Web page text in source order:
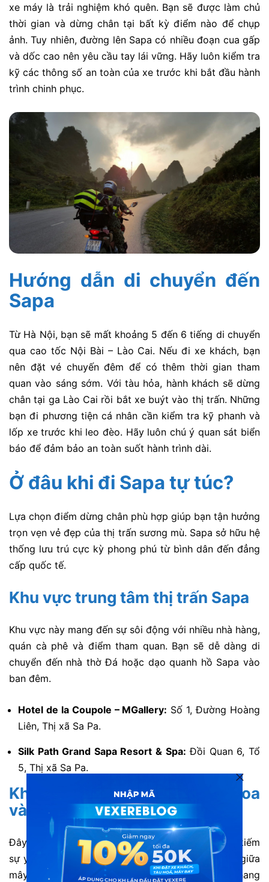
xe máy là trải nghiệm khó quên. Bạn sẽ được làm chủ
thời gian và dừng chân tại bất kỳ điểm nào để chụp
ảnh. Tuy nhiên, đường lên Sapa có nhiều đoạn cua gấp
và dốc cao nên yêu cầu tay lái vững. Hãy luôn kiểm tra
kỹ các thông số an toàn của xe trước khi bắt đầu hành
trình chinh phục.
Hướng dẫn di chuyển đến
Sapa
Từ Hà Nội, bạn sẽ mất khoảng 5 đến 6 tiếng di chuyển
qua cao tốc Nội Bài – Lào Cai. Nếu đi xe khách, bạn
nên đặt vé chuyến đêm để có thêm thời gian tham
quan vào sáng sớm. Với tàu hỏa, hành khách sẽ dừng
chân tại ga Lào Cai rồi bắt xe buýt vào thị trấn. Những
bạn đi phương tiện cá nhân cần kiểm tra kỹ phanh và
lốp xe trước khi leo đèo. Hãy luôn chú ý quan sát biển
báo để đảm bảo an toàn suốt hành trình dài.
Ở đâu khi đi Sapa tự túc?
Lựa chọn điểm dừng chân phù hợp giúp bạn tận hưởng
trọn vẹn vẻ đẹp của thị trấn sương mù. Sapa sở hữu hệ
thống lưu trú cực kỳ phong phú từ bình dân đến đẳng
cấp quốc tế.
Khu vực trung tâm thị trấn Sapa
Khu vực này mang đến sự sôi động với nhiều nhà hàng,
quán cà phê và điểm tham quan. Bạn sẽ dễ dàng di
chuyển đến nhà thờ Đá hoặc dạo quanh hồ Sapa vào
ban đêm.
Hotel de la Coupole – MGallery: Số 1, Đường Hoàng
Liên, Thị xã Sa Pa.
Silk Path Grand Sapa Resort & Spa: Đồi Quan 6, Tổ
5, Thị xã Sa Pa.
Khu vực thung lũng Mường Hoa
và các bản làng
Đây là nơi lý tưởng cho những tâm hồn muốn tìm kiếm
sự yên tĩnh và thiên nhiên. Bạn sẽ được thức dậy giữa
mây ngàn và ngắm nhìn những thửa ruộng bậc thang